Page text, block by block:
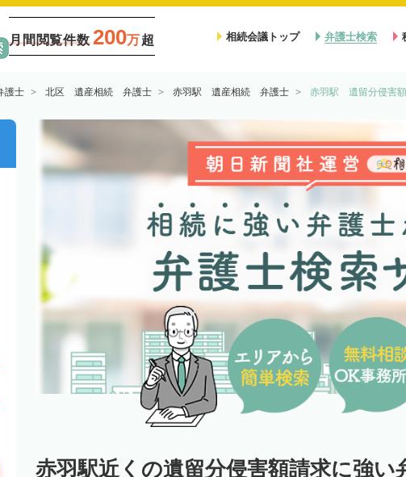
月間閲覧件数 200万超 相続会議トップ 弁護士検索
護士 北区 遺産相続 弁護士 赤羽駅 遺産相続 弁護士 赤羽駅 遺留分侵害
赤羽駅近くの遺留分侵害額請求に強い